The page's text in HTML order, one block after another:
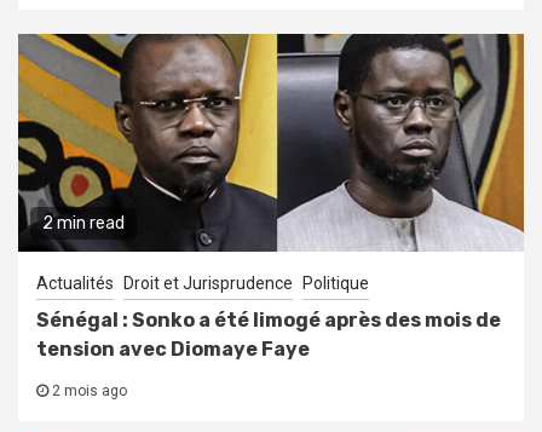
2 min read
Actualités Droit et Jurisprudence Politique
Sénégal : Sonko a été limogé après des mois de
tension avec Diomaye Faye
2 mois ago